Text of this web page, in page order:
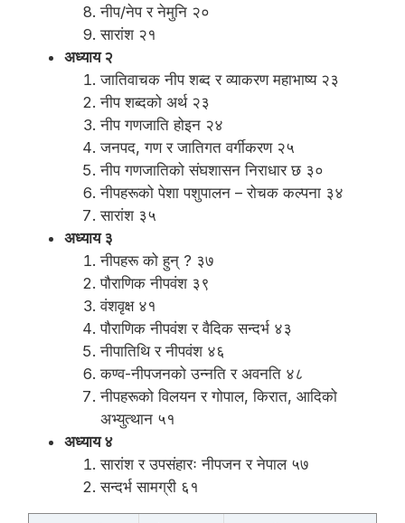
नीप/नेप र नेमुनि २०
सारांश २१
अध्याय २
जातिवाचक नीप शब्द र व्याकरण महाभाष्य २३
नीप शब्दको अर्थ २३
नीप गणजाति होइन २४
जनपद, गण र जातिगत वर्गीकरण २५
नीप गणजातिको संघशासन निराधार छ ३०
नीपहरूको पेशा पशुपालन – रोचक कल्पना ३४
सारांश ३५
अध्याय ३
नीपहरू को हुन् ? ३७
पौराणिक नीपवंश ३९
वंशवृक्ष ४१
पौराणिक नीपवंश र वैदिक सन्दर्भ ४३
नीपातिथि र नीपवंश ४६
कण्व-नीपजनको उन्नति र अवनति ४८
नीपहरूको विलयन र गोपाल, किरात, आदिको
अभ्युत्थान ५१
अध्याय ४
सारांश र उपसंहारः नीपजन र नेपाल ५७
सन्दर्भ सामग्री ६१